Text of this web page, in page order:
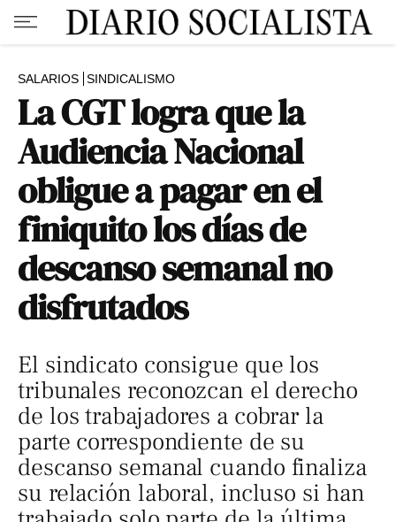
SALARIOS SINDICALISMO
La CGT logra que la
Audiencia Nacional
obligue a pagar en el
finiquito los días de
descanso semanal no
disfrutados
El sindicato consigue que los
tribunales reconozcan el derecho
de los trabajadores a cobrar la
parte correspondiente de su
descanso semanal cuando finaliza
su relación laboral, incluso si han